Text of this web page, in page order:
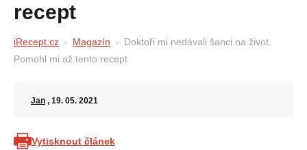
recept
iRecept.cz Magazín
Doktoři mi nedávali šanci na život.
Pomohl mi až tento recept
Jan , 19. 05. 2021
Vytisknout článek